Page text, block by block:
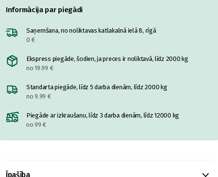
Informācija par piegādi
Saņemšana, no noliktavas katlakalnā ielā 8, rīgā
0 €
Ekspress piegāde, šodien, ja preces ir noliktavā, līdz 2000 kg
no 19.99 €
Standarta piegāde, līdz 5 darba dienām, līdz 2000 kg
no 9.99 €
Piegāde ar izkraušanu, līdz 3 darba dienām, līdz 12000 kg
no 99 €
Īpašība